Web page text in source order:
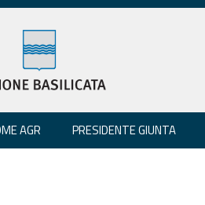
AGR PRESIDENTE GIUNTA